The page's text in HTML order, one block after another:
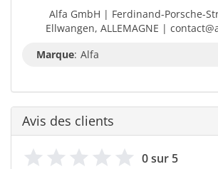
Alfa GmbH | Ferdinand-Porsche-
Ellwangen, ALLEMAGNE |
Marque: Alfa
Avis des clients
0 sur 5